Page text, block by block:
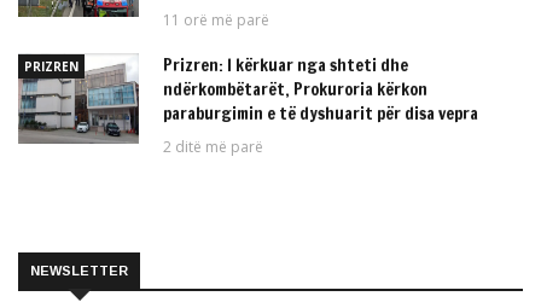
11 orë më parë
PRIZREN
Prizren: I kërkuar nga shteti dhe
ndërkombëtarët, Prokuroria kërkon
paraburgimin e të dyshuarit për disa vepra
2 ditë më parë
NEWSLETTER